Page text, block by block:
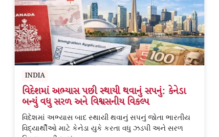
INDIA
વિદેશમાં અભ્યાસ પછી સ્થાયી થવાનું સપનું: કેનેડા
બન્યું વધુ સરળ અને વિશ્વસનીય વિકલ્પ
વિદેશમાં અભ્યાસ બાદ સ્થાયી થવાનું સપનું જોતા ભારતીય
વિદ્યાર્થીઓ માટે કેનેડા યુકે કરતા વધુ ઝડપી અને સરળ